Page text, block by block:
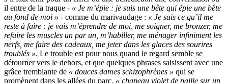
il entre de la traque - « Je m’épie : je suis une bête qui épie une bête
au fond de moi » - comme du marivaudage : « Je sais ce qu’il me
reste à faire : je vais m’éprendre de moi, me soigner, me bronzer, me
refaire les muscles un par un, m’habiller, me ménager infiniment les
nerfs, me faire des cadeaux, me jeter dans les glaces des sourires
troublés ». Le trouble est pour nous quand le regard semble se
détourner vers le dehors, et que quelques phrases saisissent avec une
grâce tremblante de « douces dames schizophrènes » qui se
promènent dans les allées du parc, « chapeau violet de paille sur un